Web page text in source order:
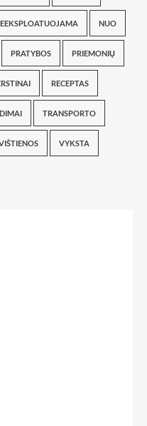
NUO
PRATYBOS PRIEMONIŲ
RECEPTAS
TRANSPORTO
VYKSTA